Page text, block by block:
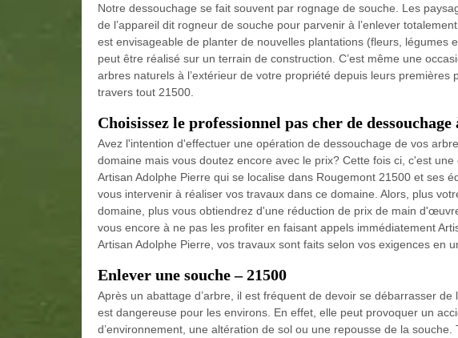
Notre dessouchage se fait souvent par rognage de souche. Les
de l’appareil dit rogneur de souche pour parvenir à l’enlever
est envisageable de planter de nouvelles plantations (fleurs, légumes
peut être réalisé sur un terrain de construction. C’est même une
arbres naturels à l’extérieur de votre propriété depuis leurs premières
travers tout 21500.
Choisissez le professionnel pas cher de
Avez l'intention d'effectuer une opération de dessouchage de vos
domaine mais vous doutez encore avec le prix? Cette fois ci, c'est
Artisan Adolphe Pierre qui se localise dans Rougemont 21500 et ses
vous intervenir à réaliser vos travaux dans ce domaine. Alors, plus
domaine, plus vous obtiendrez d'une réduction de prix de main
vous encore à ne pas les profiter en faisant appels immédiatement
Artisan Adolphe Pierre, vos travaux sont faits selon vos exigences en
Enlever une souche – 21500
Après un abattage d’arbre, il est fréquent de devoir se débarrasser
est dangereuse pour les environs. En effet, elle peut provoquer un
d’environnement, une altération de sol ou une repousse de la